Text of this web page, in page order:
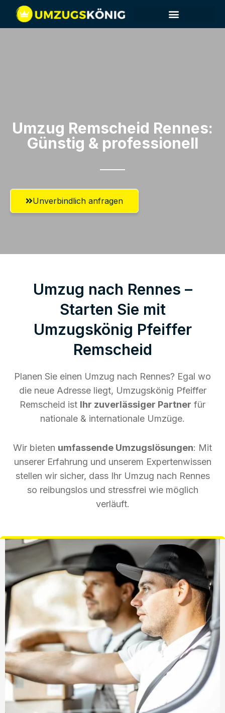
Umzug Remscheid​ Rennes:
Günstig & professionell​
Unverbindlich anfragen
Umzug nach Rennes –
Starten Sie mit
Umzugskönig Pfeiffer
Remscheid
Planen Sie einen Umzug nach Rennes? Egal wo
die neue Adresse liegt, Umzugskönig Pfeiffer
Remscheid ist Ihr zuverlässiger Partner für
nationale & internationale Umzüge.
Wir bieten umfassende Umzugslösungen: Mit
unserer Erfahrung und unserem Expertenwissen
stellen wir sicher, dass Ihr Umzug nach Rennes
so reibungslos und stressfrei wie möglich
verläuft.